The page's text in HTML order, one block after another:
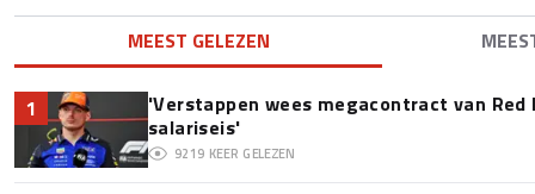
MEEST GELEZEN
1
'Verstappen wees megacontract van
salariseis'
9219 KEER GELEZEN